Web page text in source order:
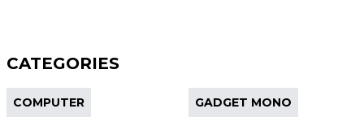
CATEGORIES
COMPUTER GADGET MONO